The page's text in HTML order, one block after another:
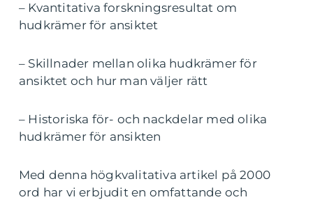
– Kvantitativa forskningsresultat om
hudkrämer för ansiktet
– Skillnader mellan olika hudkrämer för
ansiktet och hur man väljer rätt
– Historiska för- och nackdelar med olika
hudkrämer för ansikten
Med denna högkvalitativa artikel på 2000
ord har vi erbjudit en omfattande och